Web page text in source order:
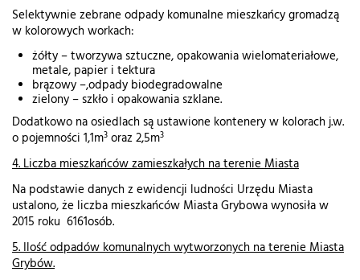
Selektywnie zebrane odpady komunalne mieszkańcy gromadzą
w kolorowych workach:
żółty – tworzywa sztuczne, opakowania wielomateriałowe,
metale, papier i tektura
brązowy –,odpady biodegradowalne
zielony – szkło i opakowania szklane.
Dodatkowo na osiedlach są ustawione kontenery w kolorach j.w.
o pojemności 1,1m3 oraz 2,5m3
4. Liczba mieszkańców zamieszkałych na terenie Miasta
Na podstawie danych z ewidencji ludności Urzędu Miasta
ustalono, że liczba mieszkańców Miasta Grybowa wynosiła w
2015 roku 6161osób.
5. Ilość odpadów komunalnych wytworzonych na terenie Miasta
Grybów.